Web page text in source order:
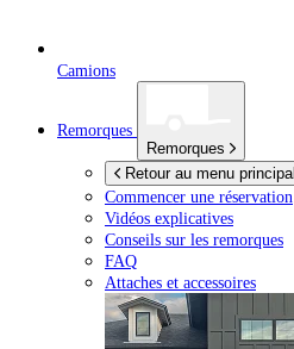
Camions
Remorques
Remorques
Retour au menu principal
Commencer une réservation
Vidéos explicatives
Conseils sur les remorques
FAQ
Attaches et accessoires